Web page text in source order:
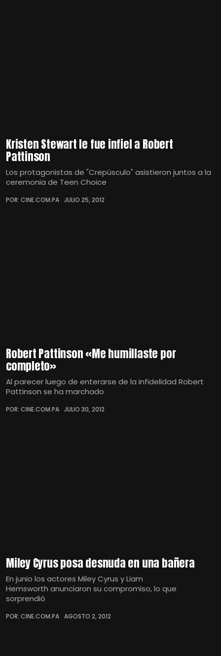
Kristen Stewart le fue infiel a Robert
Pattinson
Los protagonistas de "Crepúsculo" asistieron juntos a la
ceremonia de Teen Choice
POR: CINE.COM.PA JULIO 25, 2012
Robert Pattinson «Me humillaste por
completo»
Al parecer luego de enterarse de la infidelidad Robert
Pattinson se ha marchado
POR: CINE.COM.PA JULIO 30, 2012
Miley Cyrus posa desnuda en una bañera
En junio los actores Miley Cyrus y Liam
Hemsworth anunciaron su compromiso, lo que
sorprendió
POR: CINE.COM.PA AGOSTO 2, 2012